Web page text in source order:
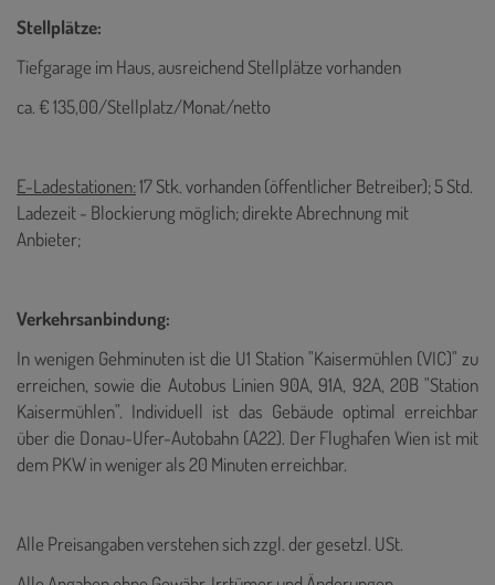
Stellplätze:
Tiefgarage im Haus, ausreichend Stellplätze vorhanden
ca. € 135,00/Stellplatz/Monat/netto
E-Ladestationen:17 Stk. vorhanden (öffentlicher Betreiber); 5 Std.
Ladezeit - Blockierung möglich; direkte Abrechnung mit
Anbieter;
Verkehrsanbindung:
In wenigen Gehminuten ist die U1 Station "Kaisermühlen (VIC)" zu
erreichen, sowie die Autobus Linien 90A, 91A, 92A, 20B "Station
Kaisermühlen". Individuell ist das Gebäude optimal erreichbar
über die Donau-Ufer-Autobahn (A22). Der Flughafen Wien ist mit
dem PKW in weniger als 20 Minuten erreichbar.
Alle Preisangaben verstehen sich zzgl. der gesetzl. USt.